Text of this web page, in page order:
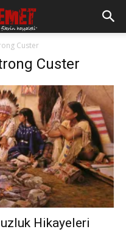
Custer
Custer
Hikayeleri